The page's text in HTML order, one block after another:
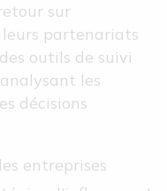
sur
leurs partenariats
outils de suivi
les
décisions
entreprises